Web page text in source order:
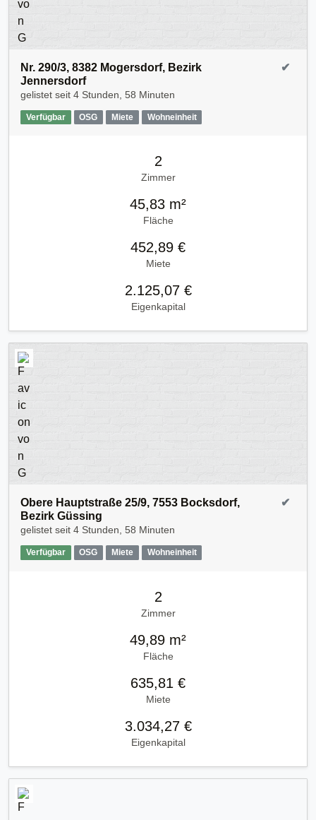
Nr. 290/3, 8382 Mogersdorf, Bezirk
Jennersdorf
gelistet seit 4 Stunden, 58 Minuten
Verfügbar OSG Miete Wohneinheit
✔
2
Zimmer
45,83 m²
Fläche
452,89 €
Miete
2.125,07 €
Eigenkapital
Obere Hauptstraße 25/9, 7553 Bocksdorf,
Bezirk Güssing
gelistet seit 4 Stunden, 58 Minuten
Verfügbar OSG Miete Wohneinheit
✔
2
Zimmer
49,89 m²
Fläche
635,81 €
Miete
3.034,27 €
Eigenkapital